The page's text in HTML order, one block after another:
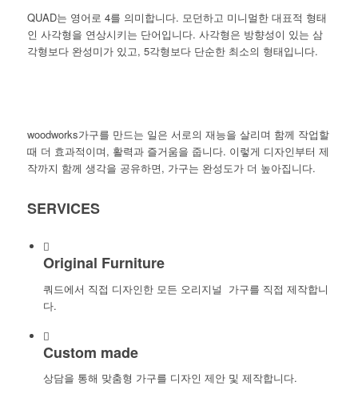
QUAD는 영어로 4를 의미합니다. 모던하고 미니멀한 대표적 형태
인 사각형을 연상시키는 단어입니다. 사각형은 방향성이 있는 삼
각형보다 완성미가 있고, 5각형보다 단순한 최소의 형태입니다.
woodworks가구를 만드는 일은 서로의 재능을 살리며 함께 작업할
때 더 효과적이며, 활력과 즐거움을 줍니다. 이렇게 디자인부터 제
작까지 함께 생각을 공유하면, 가구는 완성도가 더 높아집니다.
SERVICES
Original Furniture
쿼드에서 직접 디자인한 모든 오리지널 가구를 직접 제작합니
다.
Custom made
상담을 통해 맞춤형 가구를 디자인 제안 및 제작합니다.